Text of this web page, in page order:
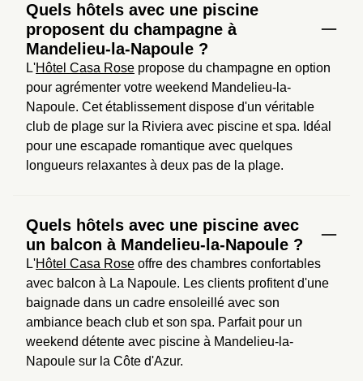
Quels hôtels avec une piscine
proposent du champagne à
Mandelieu-la-Napoule ?
L'Hôtel Casa Rose propose du champagne en option
pour agrémenter votre weekend Mandelieu-la-
Napoule. Cet établissement dispose d'un véritable
club de plage sur la Riviera avec piscine et spa. Idéal
pour une escapade romantique avec quelques
longueurs relaxantes à deux pas de la plage.
Quels hôtels avec une piscine avec
un balcon à Mandelieu-la-Napoule ?
L'Hôtel Casa Rose offre des chambres confortables
avec balcon à La Napoule. Les clients profitent d'une
baignade dans un cadre ensoleillé avec son
ambiance beach club et son spa. Parfait pour un
weekend détente avec piscine à Mandelieu-la-
Napoule sur la Côte d'Azur.